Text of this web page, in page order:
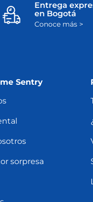
Entrega
en Bogotá
Conoce más >
Sentry
sorpresa